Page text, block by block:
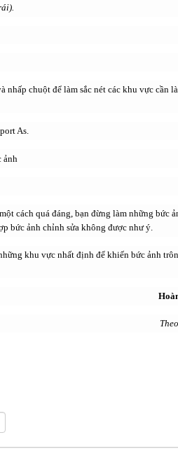
nhấp chuột để làm sắc nét các khu vực cần
As.
cách quá đáng, bạn đừng làm những bức
bức ảnh chỉnh sửa không được như ý.
khu vực nhất định để khiến bức ảnh